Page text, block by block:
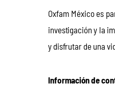
Oxfam México es
investigación y la
y disfrutar de una
Información de